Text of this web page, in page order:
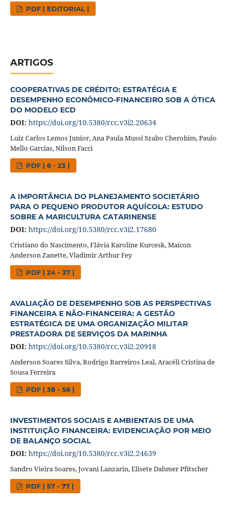
PDF | EDITORIAL |
ARTIGOS
COOPERATIVAS DE CRÉDITO: ESTRATÉGIA E
DESEMPENHO ECONÔMICO-FINANCEIRO SOB A ÓTICA
DO MODELO ECD
DOI: https://doi.org/10.5380/rcc.v3i2.20634
Luiz Carlos Lemos Junior, Ana Paula Mussi Szabo Cherobim, Paulo
Mello Garcias, Nilson Facci
PDF | 6 - 23 |
A IMPORTÂNCIA DO PLANEJAMENTO SOCIETÁRIO
PARA O PEQUENO PRODUTOR AQUÍCOLA: ESTUDO
SOBRE A MARICULTURA CATARINENSE
DOI: https://doi.org/10.5380/rcc.v3i2.17680
Cristiano do Nascimento, Flávia Karoline Kurcesk, Maicon
Anderson Zanette, Vladimir Arthur Fey
PDF | 24 - 37 |
AVALIAÇÃO DE DESEMPENHO SOB AS PERSPECTIVAS
FINANCEIRA E NÃO-FINANCEIRA: A GESTÃO
ESTRATÉGICA DE UMA ORGANIZAÇÃO MILITAR
PRESTADORA DE SERVIÇOS DA MARINHA
DOI: https://doi.org/10.5380/rcc.v3i2.20918
Anderson Soares Silva, Rodrigo Barreiros Leal, Aracéli Cristina de
Sousa Ferreira
PDF | 38 - 56 |
INVESTIMENTOS SOCIAIS E AMBIENTAIS DE UMA
INSTITUIÇÃO FINANCEIRA: EVIDENCIAÇÃO POR MEIO
DE BALANÇO SOCIAL
DOI: https://doi.org/10.5380/rcc.v3i2.24639
Sandro Vieira Soares, Jovani Lanzarin, Elisete Dahmer Pfitscher
PDF | 57 - 77 |